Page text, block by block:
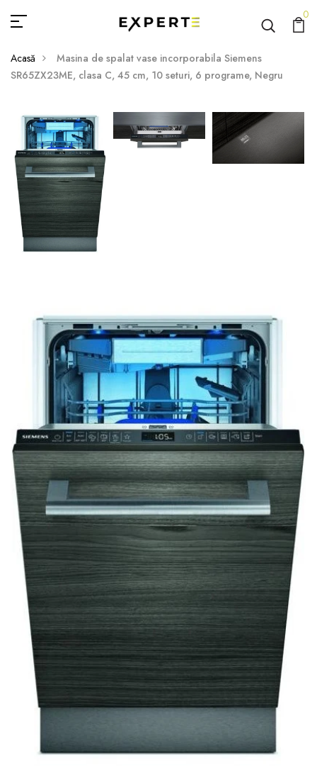
0
Acasă
Masina de spalat vase incorporabila Siemens
SR65ZX23ME, clasa C, 45 cm, 10 seturi, 6 programe, Negru